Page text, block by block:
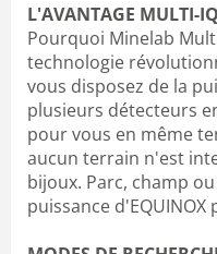
L'AVANTAGE MULTI-IQ
Pourquoi Minelab
technologie
vous disposez de la
plusieurs détecteurs
pour vous en même
aucun terrain n'est
bijoux. Parc, champ
puissance